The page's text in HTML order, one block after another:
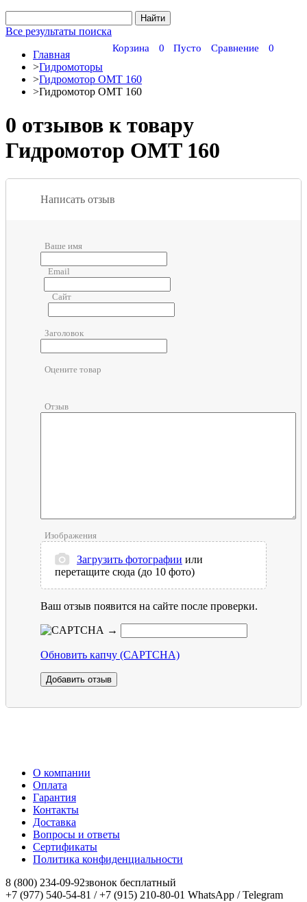
Все результаты поиска
Сравнение 0
Корзина 0 Пусто
Главная
>Гидромоторы
>Гидромотор OMT 160
>Гидромотор OMT 160
0 отзывов к товару
Гидромотор OMT 160
Написать отзыв
Ваше имя
Email
Сайт
Заголовок
Оцените товар
Отзыв
Изображения
Загрузить фотографии или
перетащите сюда (до 10 фото)
Ваш отзыв появится на сайте после проверки.
→
Обновить капчу (CAPTCHA)
О компании
Оплата
Гарантия
Контакты
Доставка
Вопросы и ответы
Сертификаты
Политика конфиденциальности
8 (800) 234-09-92звонок бесплатный
+7 (977) 540-54-81 / +7 (915) 210-80-01 WhatsApp / Telegram